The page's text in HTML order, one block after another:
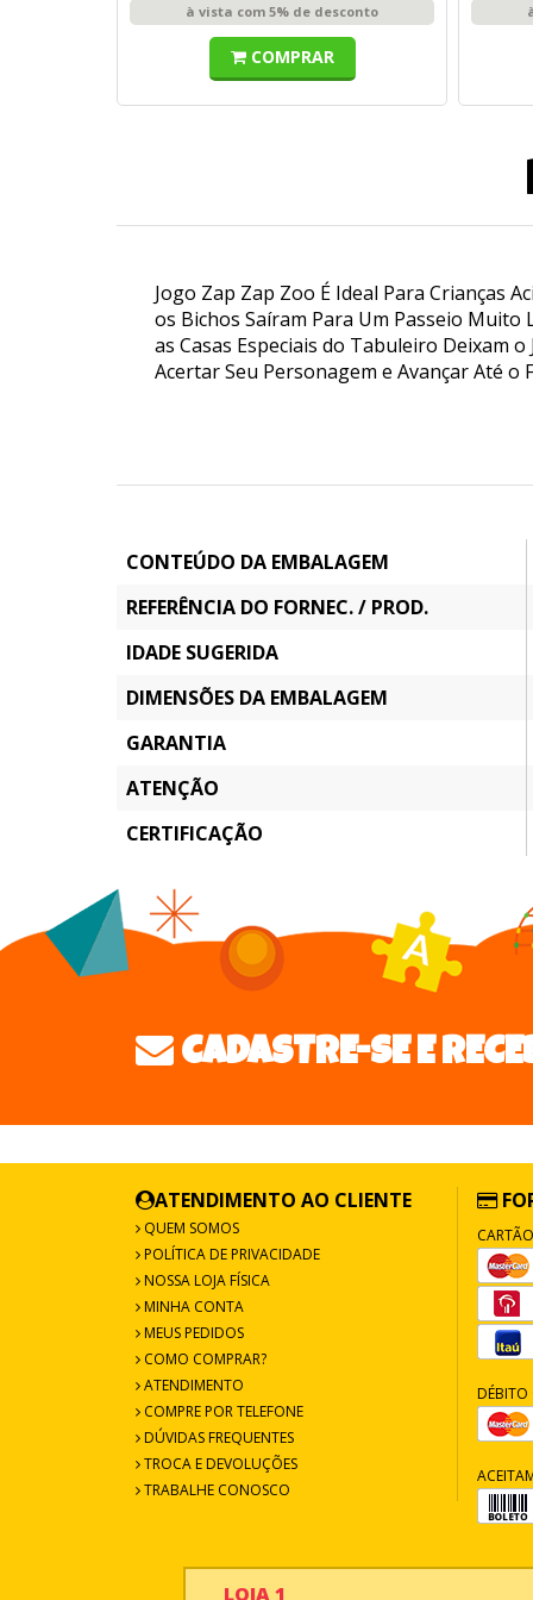
à vista com 5% de desconto
COMPRAR
Jogo Zap Zap Zoo É Ideal Para Crianças
os Bichos Saíram Para Um Passeio Muito
as Casas Especiais do Tabuleiro Deixam
Acertar Seu Personagem e Avançar Até o
CONTEÚDO DA EMBALAGEM
REFERÊNCIA DO FORNEC. / PROD.
IDADE SUGERIDA
DIMENSÕES DA EMBALAGEM
GARANTIA
ATENÇÃO
CERTIFICAÇÃO
CADASTRE-SE E
ATENDIMENTO AO CLIENTE
QUEM SOMOS
POLÍTICA DE PRIVACIDADE
NOSSA LOJA FÍSICA
MINHA CONTA
MEUS PEDIDOS
COMO COMPRAR?
ATENDIMENTO
COMPRE POR TELEFONE
DÚVIDAS FREQUENTES
TROCA E DEVOLUÇÕES
TRABALHE CONOSCO
DÉBITO
LOJA 1